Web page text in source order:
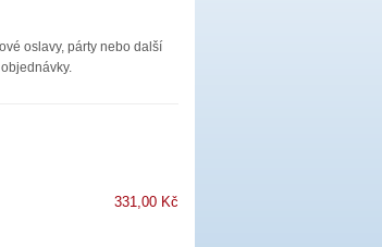
oslavy, párty nebo další
331,00 Kč